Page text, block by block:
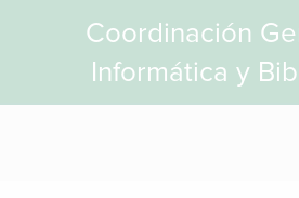
Coordinación
Informática y